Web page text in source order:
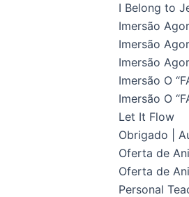
I Belong to
Imersão
Imersão
Imersão
Imersão O
Imersão O
Let It Flow
Obrigado |
Oferta de
Oferta de
Personal